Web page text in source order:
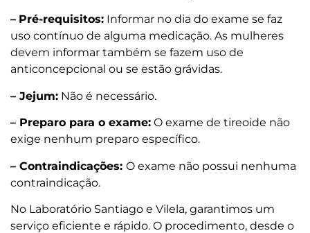
– Pré-requisitos: Informar no dia do exame se faz
uso contínuo de alguma medicação. As mulheres
devem informar também se fazem uso de
anticoncepcional ou se estão grávidas.
– Jejum: Não é necessário.
– Preparo para o exame: O exame de tireoide não
exige nenhum preparo específico.
– Contraindicações: O exame não possui nenhuma
contraindicação.
No Laboratório Santiago e Vilela, garantimos um
serviço eficiente e rápido. O procedimento, desde o